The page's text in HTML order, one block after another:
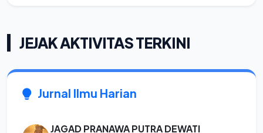
JEJAK AKTIVITAS TERKINI
Jurnal Ilmu Harian
JAGAD PRANAWA PUTRA DEWATI